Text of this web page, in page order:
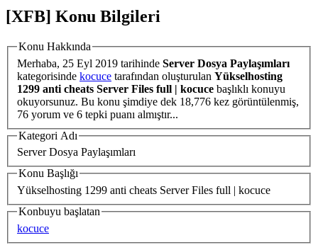
[XFB] Konu Bilgileri
Konu Hakkında
Merhaba, 25 Eyl 2019 tarihinde Server Dosya Paylaşımları
kategorisinde kocuce tarafından oluşturulan Yükselhosting
1299 anti cheats Server Files full | kocuce başlıklı konuyu
okuyorsunuz. Bu konu şimdiye dek 18,776 kez görüntülenmiş,
76 yorum ve 6 tepki puanı almıştır...
Kategori Adı
Server Dosya Paylaşımları
Konu Başlığı
Yükselhosting 1299 anti cheats Server Files full | kocuce
Konbuyu başlatan
kocuce